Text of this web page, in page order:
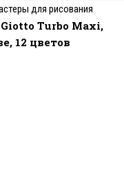
для рисования
Turbo Maxi,
12 цветов